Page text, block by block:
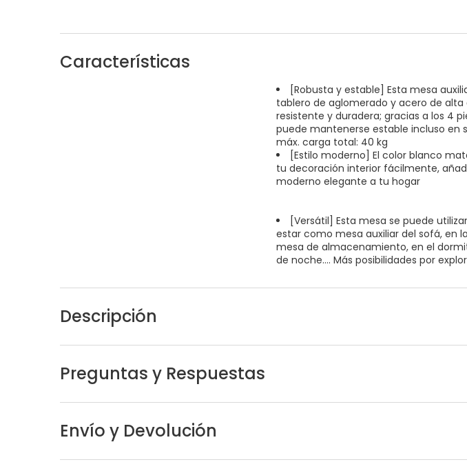
Características
[Robusta y estable] Esta mesa
tablero de aglomerado y acero de alta
resistente y duradera; gracias a los 4
puede mantenerse estable incluso en
máx. carga total: 40 kg
[Estilo moderno] El color blanco
tu decoración interior fácilmente,
moderno elegante a tu hogar
[Versátil] Esta mesa se puede
estar como mesa auxiliar del sofá, en
mesa de almacenamiento, en el
de noche.... Más posibilidades por
Descripción
Preguntas y Respuestas
Envío y Devolución